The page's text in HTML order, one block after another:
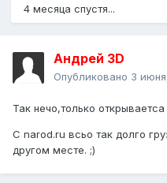
4 месяца спустя...
Андрей 3D
Опубликовано 3
Так нечо,только открываетса
С narod.ru всьо так долго
другом месте. ;)